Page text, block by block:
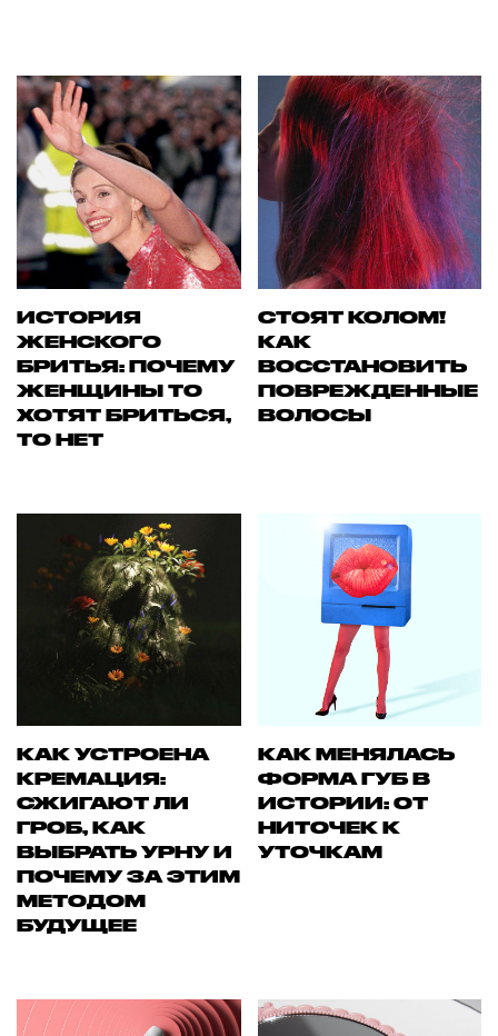
ИСТОРИЯ
ЖЕНСКОГО
БРИТЬЯ: ПОЧЕМУ
ЖЕНЩИНЫ ТО
ХОТЯТ БРИТЬСЯ,
ТО НЕТ
СТОЯТ КОЛОМ!
КАК
ВОССТАНОВИТЬ
ПОВРЕЖДЕННЫЕ
ВОЛОСЫ
КАК УСТРОЕНА
КРЕМАЦИЯ:
СЖИГАЮТ ЛИ
ГРОБ, КАК
ВЫБРАТЬ УРНУ И
ПОЧЕМУ ЗА ЭТИМ
МЕТОДОМ
БУДУЩЕЕ
КАК МЕНЯЛАСЬ
ФОРМА ГУБ В
ИСТОРИИ: ОТ
НИТОЧЕК К
УТОЧКАМ